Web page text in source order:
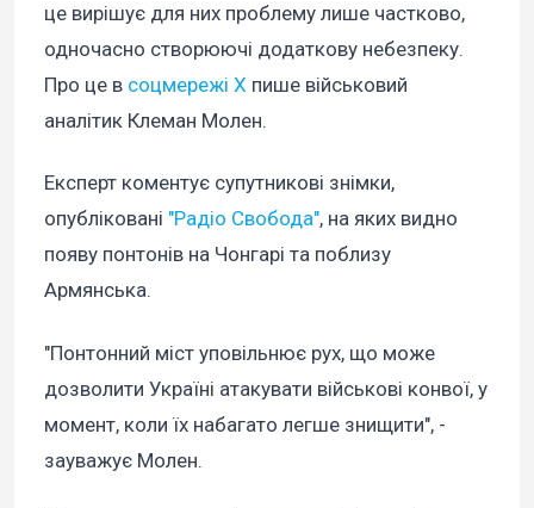
це вирішує для них проблему лише частково,
одночасно створюючі додаткову небезпеку.
Про це в соцмережі Х пише військовий
аналітик Клеман Молен.
Експерт коментує супутникові знімки,
опубліковані "Радіо Свобода", на яких видно
появу понтонів на Чонгарі та поблизу
Армянська.
"Понтонний міст уповільнює рух, що може
дозволити Україні атакувати військові конвої, у
момент, коли їх набагато легше знищити", -
зауважує Молен.